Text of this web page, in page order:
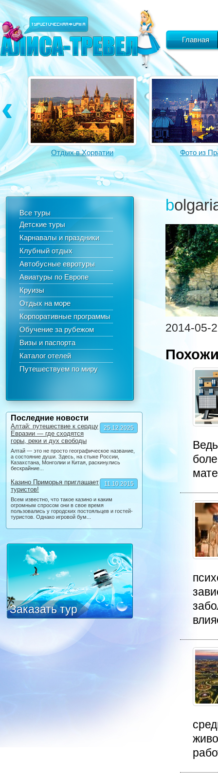
Главная
Отдых в Хорватии Фото из
Все туры
Детские туры
Карнавалы и праздники
Клубный отдых
Автобусные евротуры
Авиатуры по Европе
Круизы
Отдых на море
Корпоративные программы
Обучение за рубежом
Визы и паспорта
Каталог отелей
Путешествуем по миру
Последние новости
25.12.2025
Алтай: путешествие к сердцу
Евразии — где сходятся
горы, реки и дух свободы
Алтай — это не просто географическое название,
а состояние души. Здесь, на стыке России,
Казахстана, Монголии и Китая, раскинулись
бескрайние...
11.10.2015
Казино Приморья приглашает
туристов!
Всем известно, что такое казино и каким
огромным спросом они в свое время
пользовались у городских постояльцев и гостей-
туристов. Однако игровой бум...
Заказать тур
2014-05-